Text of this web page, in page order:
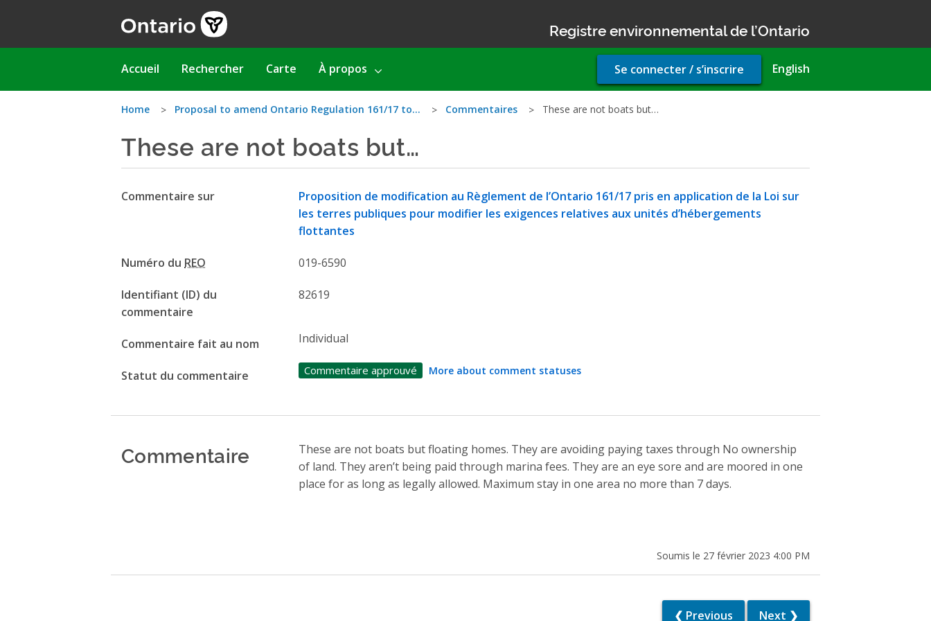
Registre environnemental de l’Ontario
Main
Accueil Rechercher Carte À propos English
User
account
Se connecter / s’inscrire
Vous
êtes
ici
Home Proposal to amend Ontario Regulation 161/17 to… Commentaires These are not boats but…
These are not boats but…
Commentaire sur
Proposition de modification au Règlement de l’Ontario 161/17 pris en application de la Loi sur
les terres publiques pour modifier les exigences relatives aux unités d’hébergements
flottantes
Numéro du REO 019-6590
Identifiant (ID) du
commentaire
82619
Commentaire fait au nom Individual
Statut du commentaire Commentaire approuvé More about comment statuses
Commentaire
These are not boats but floating homes. They are avoiding paying taxes through No ownership
of land. They aren’t being paid through marina fees. They are an eye sore and are moored in one
place for as long as legally allowed. Maximum stay in one area no more than 7 days.
Soumis le 27 février 2023 4:00 PM
❮ Previous Next ❯